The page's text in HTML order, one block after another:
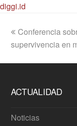
diggi.id
previous
post:
Conferencia
supervivencia en
ACTUALIDAD
Noticias